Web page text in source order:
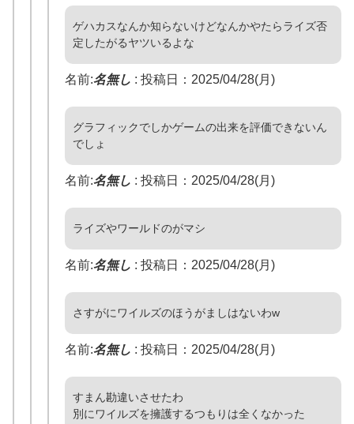
ゲハカスなんか知らないけどなんかやたらライズ否
定したがるヤツいるよな
名前:名無し : 投稿日：2025/04/28(月)
グラフィックでしかゲームの出来を評価できないん
でしょ
名前:名無し : 投稿日：2025/04/28(月)
ライズやワールドのがマシ
名前:名無し : 投稿日：2025/04/28(月)
さすがにワイルズのほうがましはないわw
名前:名無し : 投稿日：2025/04/28(月)
すまん勘違いさせたわ
別にワイルズを擁護するつもりは全くなかった